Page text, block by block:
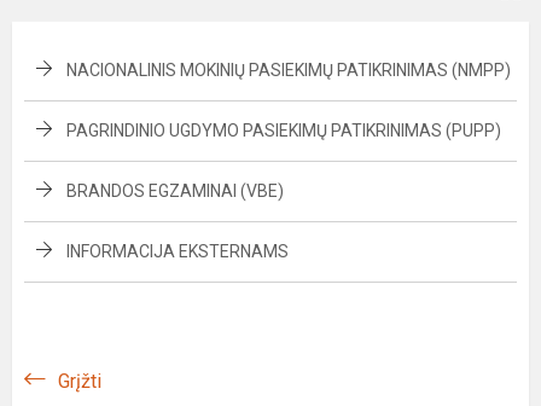
NACIONALINIS MOKINIŲ PASIEKIMŲ PATIKRINIMAS (NMPP)
PAGRINDINIO UGDYMO PASIEKIMŲ PATIKRINIMAS (PUPP)
BRANDOS EGZAMINAI (VBE)
INFORMACIJA EKSTERNAMS
Grįžti